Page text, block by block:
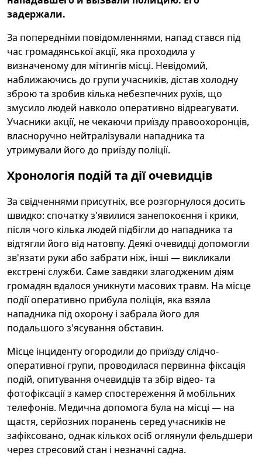
задержали.
За попередніми повідомленнями, напад стався під
час громадянської акції, яка проходила у
визначеному для мітингів місці. Невідомий,
наближаючись до групи учасників, дістав холодну
зброю та зробив кілька небезпечних рухів, що
змусило людей навколо оперативно відреагувати.
Учасники акції, не чекаючи приїзду правоохоронців,
власноручно нейтралізували нападника та
утримували його до приїзду поліції.
Хронологія подій та дії очевидців
За свідченнями присутніх, все розгорнулося досить
швидко: спочатку з'явилися занепокоєння і крики,
після чого кілька людей підбігли до нападника та
відтягли його від натовпу. Деякі очевидці допомогли
зв'язати руки або забрати ніж, інші — викликали
екстрені служби. Саме завдяки злагодженим діям
громадян вдалося уникнути масових травм. На місце
події оперативно прибула поліція, яка взяла
нападника під охорону і забрала його для
подальшого з'ясування обставин.
Місце інциденту огородили до приїзду слідчо-
оперативної групи, проводилася первинна фіксація
подій, опитування очевидців та збір відео- та
фотофіксації з камер спостереження й мобільних
телефонів. Медична допомога була на місці — на
щастя, серйозних поранень серед учасників не
зафіксовано, однак кількох осіб оглянули фельдшери
через стресовий стан і незначні садна.